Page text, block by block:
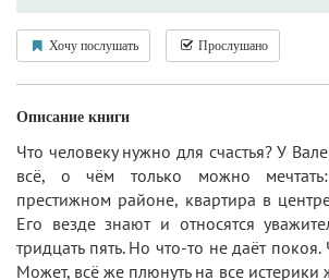
Хочу послушать Прослушано
Описание книги
Что человеку нужно для счастья? У
всё, о чём только можно
престижном районе, квартира в
Его везде знают и относятся
тридцать пять. Но что-то не даёт покоя.
Может, всё же плюнуть на все истерики